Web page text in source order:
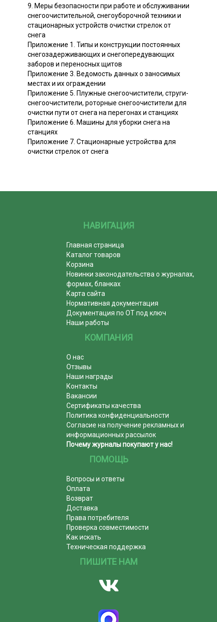
9. Меры безопасности при работе и обслуживании
снегоочистительной, снегоуборочной техники и
стационарных устройств очистки стрелок от
снега
Приложение 1. Типы и конструкции постоянных
снегозадерживающих и снегопередувающих
заборов и переносных щитов
Приложение 3. Ведомость данных о заносимых
местах и их ограждении
Приложение 5. Плужные снегоочистители, струги-
снегоочистители, роторные снегоочистители для
очистки пути от снега на перегонах и станциях
Приложение 6. Машины для уборки снега на
станциях
Приложение 7. Стационарные устройства для
очистки стрелок от снега
НАВИГАЦИЯ
Главная страница
Каталог товаров
Корзина
Новинки законодательства о журналах,
формах, бланках
Карта сайта
Нормативная документация
Документация по ОТ под ключ
Наши работы
КОМПАНИЯ
О нас
Отзывы
Наши награды
Контакты
Вакансии
Сертификаты качества
Политика конфиденциальности
Согласие на получение рекламных и
информационных рассылок
Почему журналы покупают у нас!
ПОМОЩЬ
Вопросы и ответы
Оплата
Возврат
Доставка
Права потребителя
Проверка совместимости
Как искать
Техническая поддержка
ПИШИТЕ НАМ